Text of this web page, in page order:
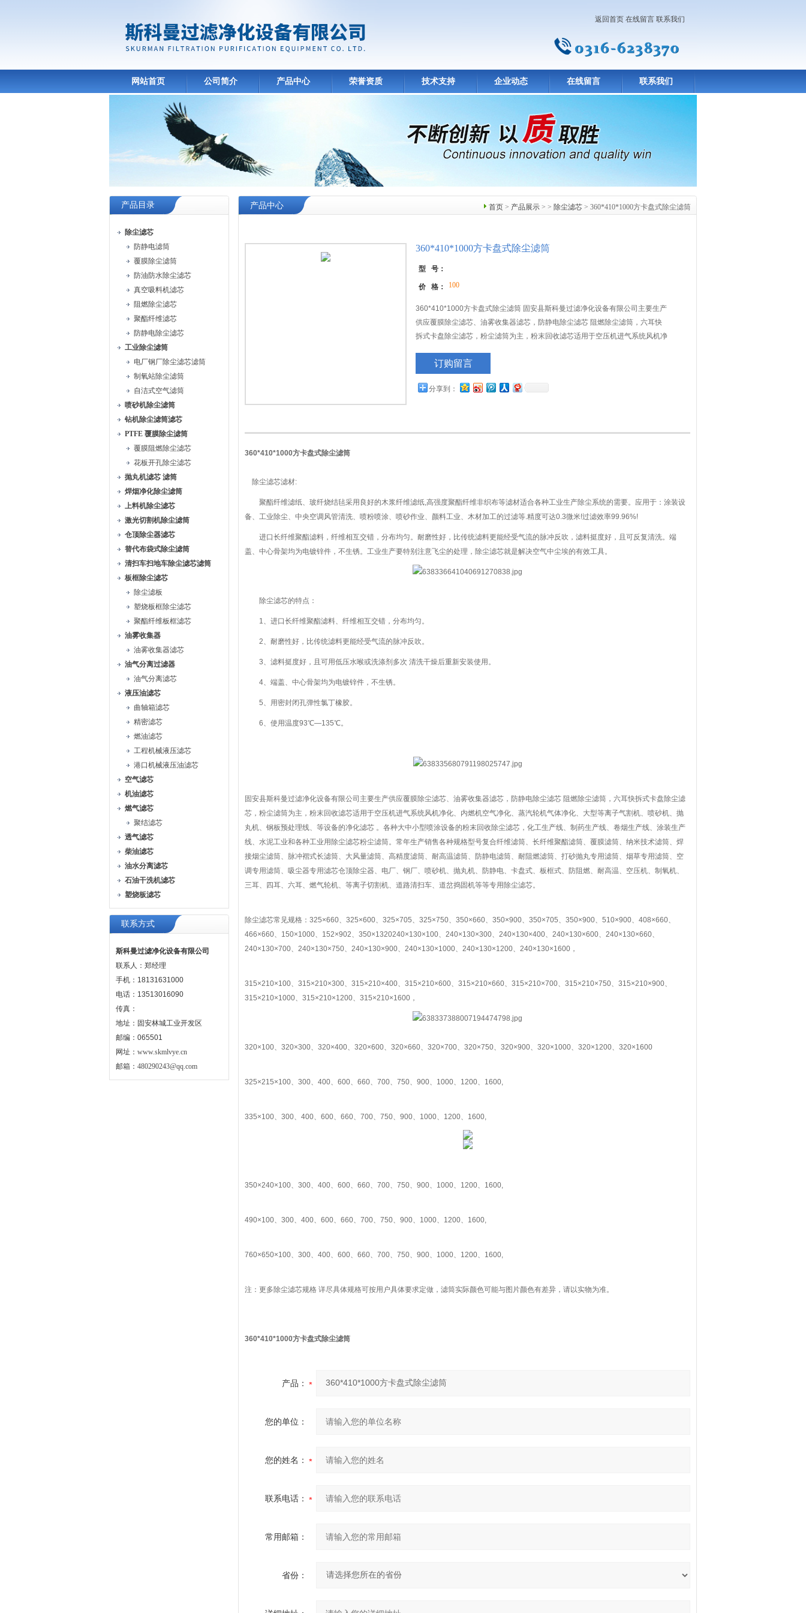
返回首页 在线留言 联系我们
网站首页 公司简介 产品中心 荣誉资质 技术支持 企业动态 在线留言 联系我们
产品目录
除尘滤芯
防静电滤筒
覆膜除尘滤筒
防油防水除尘滤芯
真空吸料机滤芯
阻燃除尘滤芯
聚酯纤维滤芯
防静电除尘滤芯
工业除尘滤筒
电厂钢厂除尘滤芯滤筒
制氧站除尘滤筒
自洁式空气滤筒
喷砂机除尘滤筒
钻机除尘滤筒滤芯
PTFE 覆膜除尘滤筒
覆膜阻燃除尘滤芯
花板开孔除尘滤芯
抛丸机滤芯 滤筒
焊烟净化除尘滤筒
上料机除尘滤芯
激光切割机除尘滤筒
仓顶除尘器滤芯
替代布袋式除尘滤筒
清扫车扫地车除尘滤芯滤筒
板框除尘滤芯
除尘滤板
塑烧板框除尘滤芯
聚酯纤维板框滤芯
油雾收集器
油雾收集器滤芯
油气分离过滤器
油气分离滤芯
液压油滤芯
曲轴箱滤芯
精密滤芯
燃油滤芯
工程机械液压滤芯
港口机械液压油滤芯
空气滤芯
机油滤芯
燃气滤芯
聚结滤芯
透气滤芯
柴油滤芯
油水分离滤芯
石油干洗机滤芯
塑烧板滤芯
联系方式
斯科曼过滤净化设备有限公司
联系人：郑经理
手机：18131631000
电话：13513016090
传真：
地址：固安林城工业开发区
邮编：065501
网址： www.skmlvye.cn
邮箱： 480290243@qq.com
首页 > 产品展示 > > 除尘滤芯 > 360*410*1000方卡盘式除尘滤筒
产品中心
360*410*1000方卡盘式除尘滤筒
型 号：
价 格： 100
360*410*1000方卡盘式除尘滤筒 固安县斯科曼过滤净化设备有限公司主要生产
供应覆膜除尘滤芯、油雾收集器滤芯，防静电除尘滤芯 阻燃除尘滤筒，六耳快
拆式卡盘除尘滤芯，粉尘滤筒为主，粉末回收滤芯适用于空压机进气系统风机净
机、钢板预处理线、等设备的净化滤芯
订购留言
分享到：
360*410*1000方卡盘式除尘滤筒
除尘滤芯滤材:
聚酯纤维滤纸、玻纤烧结毡采用良好的木浆纤维滤纸,高强度聚酯纤维非织布等滤材适合各种工业生产除尘系统的需要。应用于：涂装设
备、工业除尘、中央空调风管清洗、喷粉喷涂、喷砂作业、颜料工业、木材加工的过滤等.精度可达0.3微米!过滤效率99.96%!
进口长纤维聚酯滤料，纤维相互交错，分布均匀。耐磨性好，比传统滤料更能经受气流的脉冲反吹，滤料挺度好，且可反复清洗。端
盖、中心骨架均为电镀锌件，不生锈。工业生产要特别注意飞尘的处理，除尘滤芯就是解决空气中尘埃的有效工具。
除尘滤芯的特点：
1、进口长纤维聚酯滤料、纤维相互交错，分布均匀。
2、耐磨性好，比传统滤料更能经受气流的脉冲反吹。
3、滤料挺度好，且可用低压水喉或洗涤剂多次 清洗干燥后重新安装使用。
4、端盖、中心骨架均为电镀锌件，不生锈。
5、用密封闭孔弹性氯丁橡胶。
6、使用温度93℃—135℃。
固安县斯科曼过滤净化设备有限公司主要生产供应覆膜除尘滤芯、油雾收集器滤芯，防静电除尘滤芯 阻燃除尘滤筒，六耳快拆式卡盘除尘滤
芯，粉尘滤筒为主，粉末回收滤芯适用于空压机进气系统风机净化、内燃机空气净化、蒸汽轮机气体净化、大型等离子气割机、喷砂机、抛
丸机、钢板预处理线、等设备的净化滤芯 。各种大中小型喷涂设备的粉末回收除尘滤芯，化工生产线、制药生产线、卷烟生产线、涂装生产
线、水泥工业和各种工业用除尘滤芯粉尘滤筒。常年生产销售各种规格型号复合纤维滤筒、长纤维聚酯滤筒、覆膜滤筒、纳米技术滤筒、焊
接烟尘滤筒、脉冲褶式长滤筒、大风量滤筒、高精度滤筒、耐高温滤筒、防静电滤筒、耐阻燃滤筒、打砂抛丸专用滤筒、烟草专用滤筒、空
调专用滤筒、吸尘器专用滤芯仓顶除尘器、电厂、钢厂、喷砂机、抛丸机、防静电、卡盘式、板框式、防阻燃、耐高温、空压机、制氧机、
三耳、四耳、六耳、燃气轮机、等离子切割机、道路清扫车、道岔捣固机等等专用除尘滤芯。
除尘滤芯常见规格：325×660、325×600、325×705、325×750、350×660、350×900、350×705、350×900、510×900、408×660、
466×660、150×1000、152×902、350×1320240×130×100、240×130×300、240×130×400、240×130×600、240×130×660、
240×130×700、240×130×750、240×130×900、240×130×1000、240×130×1200、240×130×1600，
315×210×100、315×210×300、315×210×400、315×210×600、315×210×660、315×210×700、315×210×750、315×210×900、
315×210×1000、315×210×1200、315×210×1600，
320×100、320×300、320×400、320×600、320×660、320×700、320×750、320×900、320×1000、320×1200、320×1600
325×215×100、300、400、600、660、700、750、900、1000、1200、1600,
335×100、300、400、600、660、700、750、900、1000、1200、1600,
350×240×100、300、400、600、660、700、750、900、1000、1200、1600,
490×100、300、400、600、660、700、750、900、1000、1200、1600,
760×650×100、300、400、600、660、700、750、900、1000、1200、1600,
注：更多除尘滤芯规格 详尽具体规格可按用户具体要求定做，滤筒实际颜色可能与图片颜色有差异，请以实物为准。
360*410*1000方卡盘式除尘滤筒
产品：
您的单位：
您的姓名：
联系电话：
常用邮箱：
省份：